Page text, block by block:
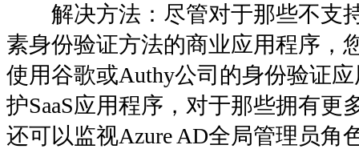
解决方法：尽管对于那些不支
素身份验证方法的商业应用程序，
使用谷歌或Authy公司的身份验证
护SaaS应用程序，对于那些拥有更
还可以监视Azure AD全局管理员角